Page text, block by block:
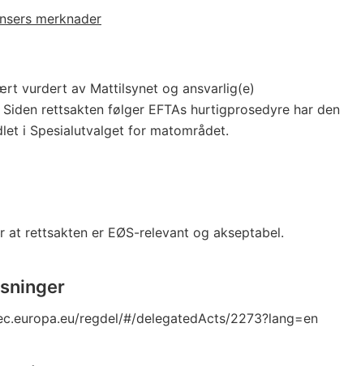
merknader
vurdert av Mattilsynet og ansvarlig(e)
rettsakten følger EFTAs hurtigprosedyre har den
i Spesialutvalget for matområdet.
at rettsakten er EØS-relevant og akseptabel.
regdel/#/delegatedActs/2273?lang=en